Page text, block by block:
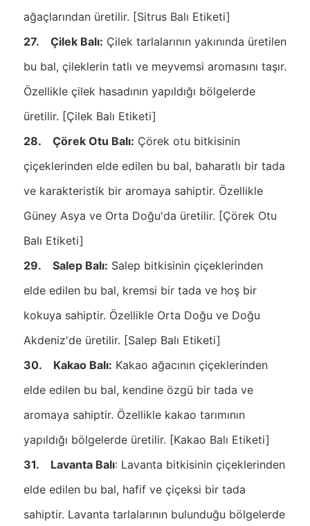
ağaçlarından üretilir. [Sitrus Balı Etiketi]
27. Çilek Balı: Çilek tarlalarının yakınında üretilen
bu bal, çileklerin tatlı ve meyvemsi aromasını taşır.
Özellikle çilek hasadının yapıldığı bölgelerde
üretilir. [Çilek Balı Etiketi]
28. Çörek Otu Balı: Çörek otu bitkisinin
çiçeklerinden elde edilen bu bal, baharatlı bir tada
ve karakteristik bir aromaya sahiptir. Özellikle
Güney Asya ve Orta Doğu'da üretilir. [Çörek Otu
Balı Etiketi]
29. Salep Balı: Salep bitkisinin çiçeklerinden
elde edilen bu bal, kremsi bir tada ve hoş bir
kokuya sahiptir. Özellikle Orta Doğu ve Doğu
Akdeniz'de üretilir. [Salep Balı Etiketi]
30. Kakao Balı: Kakao ağacının çiçeklerinden
elde edilen bu bal, kendine özgü bir tada ve
aromaya sahiptir. Özellikle kakao tarımının
yapıldığı bölgelerde üretilir. [Kakao Balı Etiketi]
31. Lavanta Balı: Lavanta bitkisinin çiçeklerinden
elde edilen bu bal, hafif ve çiçeksi bir tada
sahiptir. Lavanta tarlalarının bulunduğu bölgelerde